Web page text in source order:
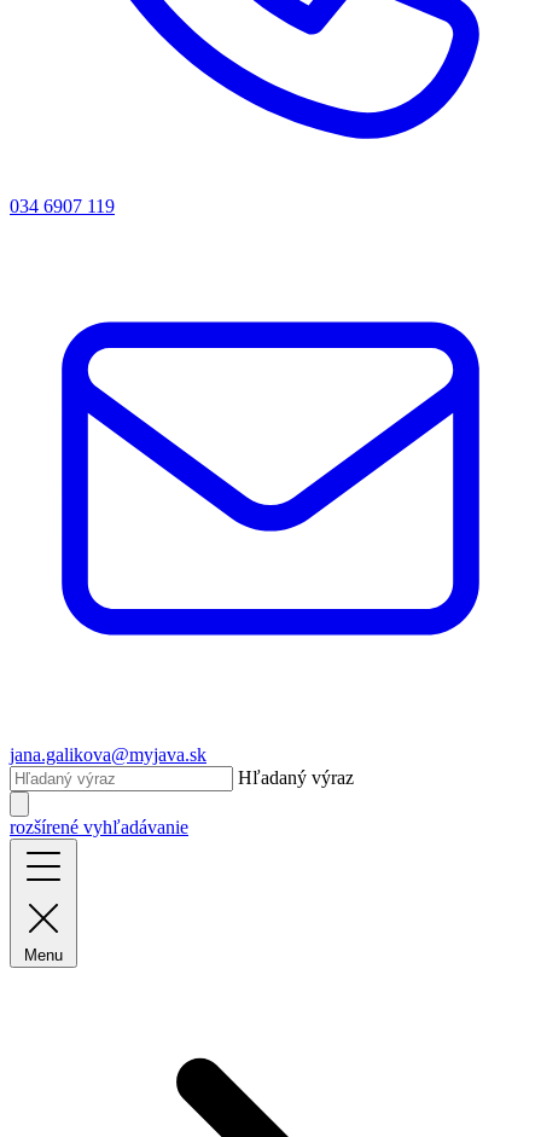
034 6907 119
jana.galikova@myjava.sk
Hľadaný výraz
rozšírené vyhľadávanie
Menu